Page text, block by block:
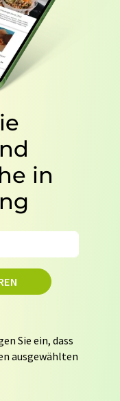
in
Sie ein, dass
ausgewählten
werden